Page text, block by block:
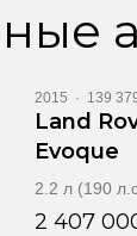
Видео
2015 · 139
Land
Evoque
2.2 л (190
2 407